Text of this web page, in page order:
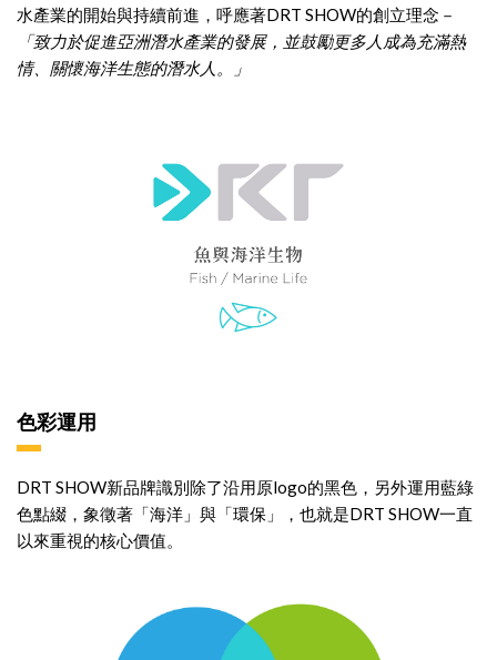
水產業的開始與持續前進，呼應著DRT SHOW的創立理念－
「致力於促進亞洲潛水產業的發展，並鼓勵更多人成為充滿熱
情、關懷海洋生態的潛水人。」
色彩運用
DRT SHOW新品牌識別除了沿用原logo的黑色，另外運用藍綠
色點綴，象徵著「海洋」與「環保」，也就是DRT SHOW一直
以來重視的核心價值。